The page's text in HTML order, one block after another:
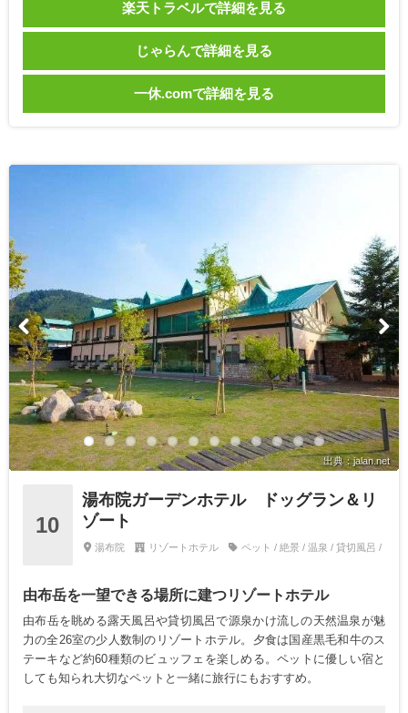
楽天トラベルで詳細を見る
じゃらんで詳細を見る
一休.comで詳細を見る
出典：jalan.net
10
湯布院ガーデンホテル ドッグラン＆リ
ゾート
湯布院 リゾートホテル ペット / 絶景 / 温泉 / 貸切風呂 /
由布岳を一望できる場所に建つリゾートホテル
由布岳を眺める露天風呂や貸切風呂で源泉かけ流しの天然温泉が魅
力の全26室の少人数制のリゾートホテル。夕食は国産黒毛和牛のス
テーキなど約60種類のビュッフェを楽しめる。ペットに優しい宿と
しても知られ大切なペットと一緒に旅行にもおすすめ。